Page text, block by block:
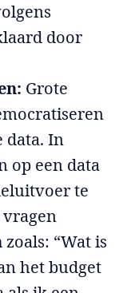
door
Grote
data. In
op een data
te
zoals: “Wat is
het budget